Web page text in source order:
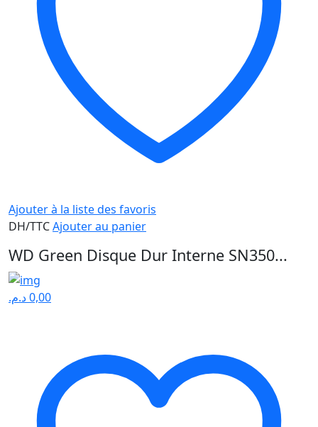
Ajouter à la liste des favoris
DH/TTCAjouter au panier
WD Green Disque Dur Interne SN350...
0,00د.م.